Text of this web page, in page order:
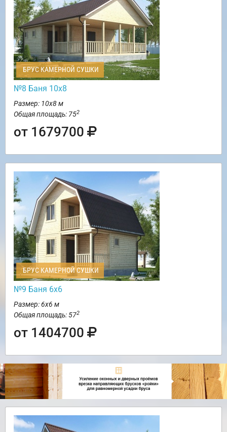
БРУС КАМЕРНОЙ СУШКИ
№8 Баня 10х8
Размер: 10х8 м
Общая площадь: 752
от 1679700
БРУС КАМЕРНОЙ СУШКИ
№9 Баня 6х6
Размер: 6х6 м
Общая площадь: 572
от 1404700